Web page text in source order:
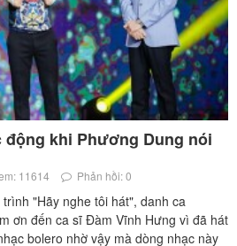
khi Phương Dung nói
11614 Phản hồi: 0
"Hãy nghe tôi hát", danh ca
ơn đến ca sĩ Đàm Vĩnh Hưng vì đã hát
bolero nhờ vậy mà dòng nhạc này